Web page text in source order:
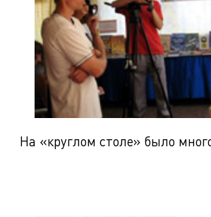
На «круглом столе» было